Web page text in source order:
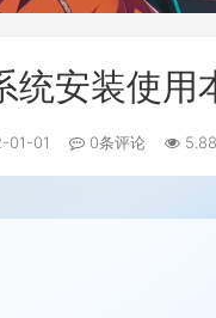
统安装使用
01 0条评论